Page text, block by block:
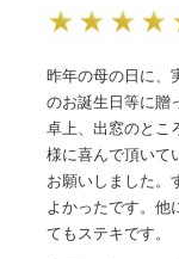
昨年の母の日に、
のお誕生日等に贈
卓上、出窓のとこ
様に喜んで頂いて
お願いしました。
よかったです。他
てもステキです。